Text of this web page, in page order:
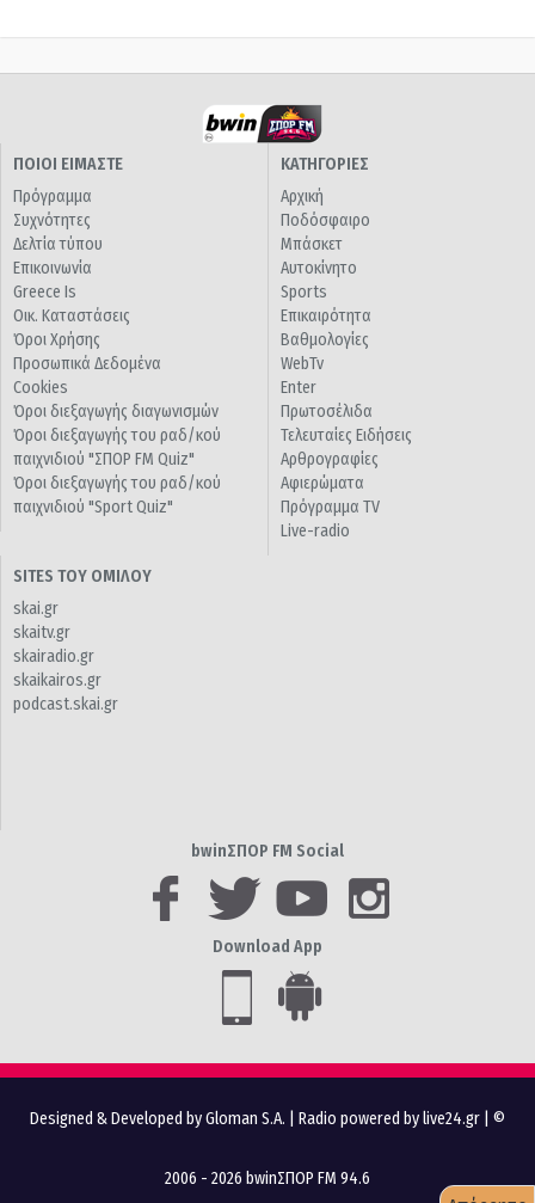
ΠΟΙΟΙ ΕΙΜΑΣΤΕ
Πρόγραμμα
Συχνότητες
Δελτία τύπου
Επικοινωνία
Greece Is
Οικ. Καταστάσεις
Όροι Χρήσης
Προσωπικά Δεδομένα
Cookies
Όροι διεξαγωγής διαγωνισμών
Όροι διεξαγωγής του ραδ/κού
παιχνιδιού "ΣΠΟΡ FM Quiz"
Όροι διεξαγωγής του ραδ/κού
παιχνιδιού "Sport Quiz"
ΚΑΤΗΓΟΡΙΕΣ
Αρχική
Ποδόσφαιρο
Μπάσκετ
Αυτοκίνητο
Sports
Επικαιρότητα
Βαθμολογίες
WebTv
Enter
Πρωτοσέλιδα
Τελευταίες Ειδήσεις
Αρθρογραφίες
Αφιερώματα
Πρόγραμμα TV
Live-radio
SITES ΤΟΥ ΟΜΙΛΟΥ
skai.gr
skaitv.gr
skairadio.gr
skaikairos.gr
podcast.skai.gr
bwinΣΠΟΡ FM Social
Download App
Designed & Developed by Gloman S.A. Radio powered by live24.gr | ©
2006 - 2026 bwinΣΠΟΡ FM 94.6